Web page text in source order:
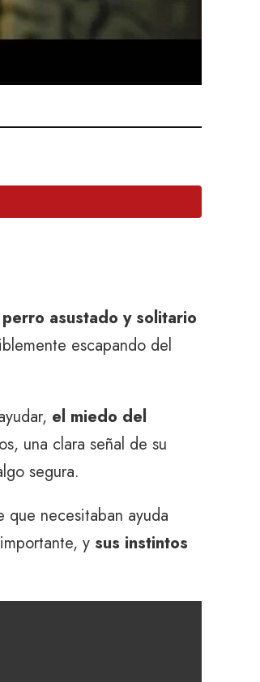
perro asustado y solitario
escapando del
el miedo del
una clara señal de su
segura.
necesitaban ayuda
y sus instintos